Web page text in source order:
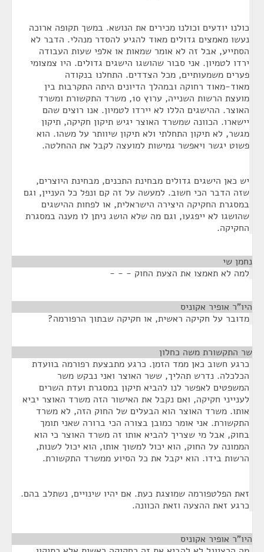
כולנו יודעים וכולנו מכירים את הנושא. במשך תקופה ארוכה
נעשו מאמצים גדולים מאוד להגיע להסדר מנהלי. הדבר לא
הסתייע, אבל זה לא אומר שמאות או אלפי שעות העבודה
ירדו לטמיון. אני סבור שהושגו הישגים גדולים. היו צמצומי
פערים משמעותיים, מכל הצדדים. התחלנו בנקודה
מאוד-מאוד רחוקה ובמהלך הדיונים היתה התקרבות בין
מועצת הרשות השנייה, ערוץ 10, משרד התקשורת ומשרד
האוצר. ההישגים הללו לא יירדו לטמיון. אנו רוצים שהם
יישארו. הכוונה שמשרד האוצר יגיש תיקון חקיקה, תיקון
מגשר, לא תיקון התחלתי ולא תיקון שיוותר על משהו. הוא
פשוט יגשר ויאפשר גמישות למועצה לקבל את ההחלטה.
יש כאן הישגים גדולים מבחינת התכנים, מבחינת היוצרים,
שזה הדבר הכי חשוב. למעשה על זה קם ונפל כל העניין, וגם
במסגרת החקיקה היצירה הישראלית, או לפחות ההישגים
שהושגו לא ייפגעו, וגם מה שלא הושג ניתן לו מענה במסגרת
החקיקה.
נחמן שי
למה לא תאמצו את הצעת החוק - - -
היו"ר אופיר אקוניס
מדובר על חקיקה ראשית, או חקיקה שבתוך הרפורמה?
שר התקשורת משה כחלון
כרגע חשוב כאן ממד הזמן. כרגע מתבצעת רפורמה בוועדת
הכלכלה. נדרש תהליך, ששר האוצר ואני נבקש משר
המשפטים לאפשר לנו להביא תיקון במסגרת ועדת השרים
לענייני חקיקה, ואם נקבל את האישור הזה משרד האוצר יביא
אותו. משרד האוצר הוא הבעלים של החוק הזה, לא משרד
התקשורת. אני אומר כמובן בצורה הכי ברורה שאני תומך
בחוק, אבל מי שצריך להביא אותו זה משרד האוצר כי הוא
הממונה על החוק, הוא יכול למשוך אותו, הוא יכול לשנות,
הרשות בידו. הוא יקבל את כל הסיוע ממשרד התקשורת.
זאת הפלטפורמה שמוצגת כעת. אם יהיו שינויים, נשתלב בהם.
כרגע זאת ההצעה וזאת הכוונה.
היו"ר אופיר אקוניס